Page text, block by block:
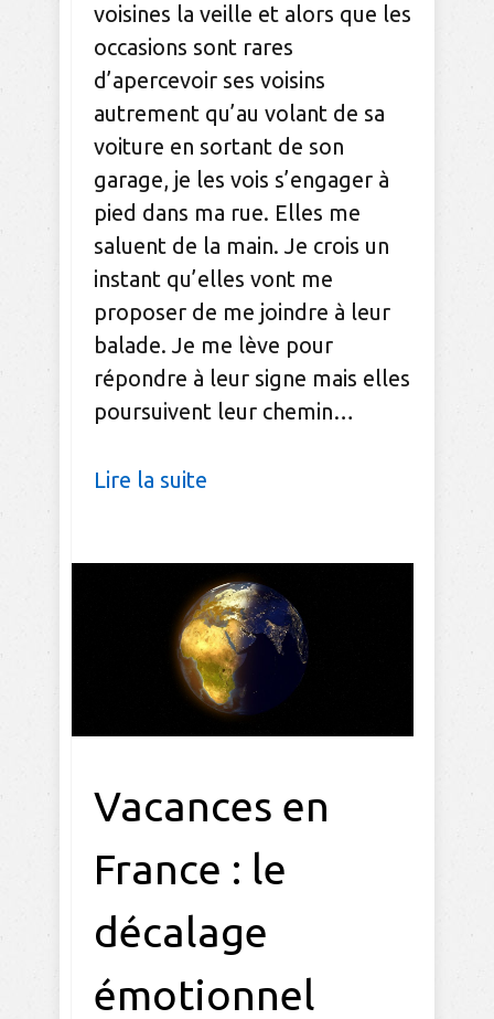
voisines la veille et alors que les
occasions sont rares
d’apercevoir ses voisins
autrement qu’au volant de sa
voiture en sortant de son
garage, je les vois s’engager à
pied dans ma rue. Elles me
saluent de la main. Je crois un
instant qu’elles vont me
proposer de me joindre à leur
balade. Je me lève pour
répondre à leur signe mais elles
poursuivent leur chemin…
Lire la suite
Vacances en
France : le
décalage
émotionnel